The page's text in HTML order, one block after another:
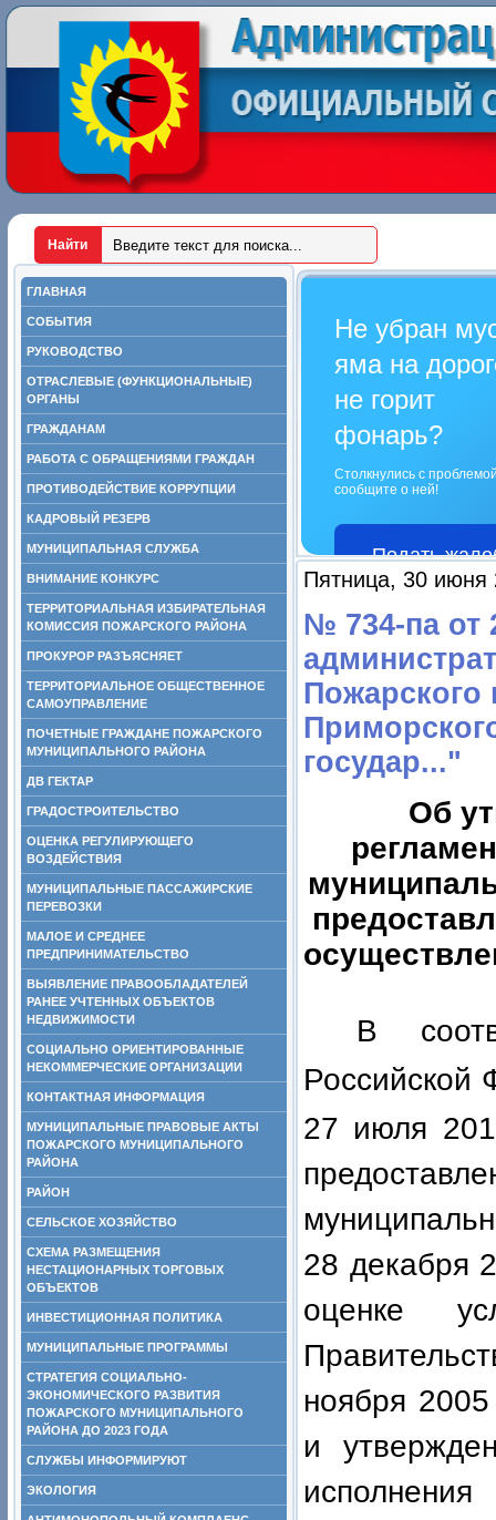
ГЛАВНАЯ
СОБЫТИЯ
РУКОВОДСТВО
ОТРАСЛЕВЫЕ (ФУНКЦИОНАЛЬНЫЕ)
ОРГАНЫ
ГРАЖДАНАМ
РАБОТА С ОБРАЩЕНИЯМИ ГРАЖДАН
ПРОТИВОДЕЙСТВИЕ КОРРУПЦИИ
КАДРОВЫЙ РЕЗЕРВ
МУНИЦИПАЛЬНАЯ СЛУЖБА
ВНИМАНИЕ КОНКУРС
ТЕРРИТОРИАЛЬНАЯ ИЗБИРАТЕЛЬНАЯ
КОМИССИЯ ПОЖАРСКОГО РАЙОНА
ПРОКУРОР РАЗЪЯСНЯЕТ
ТЕРРИТОРИАЛЬНОЕ ОБЩЕСТВЕННОЕ
САМОУПРАВЛЕНИЕ
ПОЧЕТНЫЕ ГРАЖДАНЕ ПОЖАРСКОГО
МУНИЦИПАЛЬНОГО РАЙОНА
ДВ ГЕКТАР
ГРАДОСТРОИТЕЛЬСТВО
ОЦЕНКА РЕГУЛИРУЮЩЕГО
ВОЗДЕЙСТВИЯ
МУНИЦИПАЛЬНЫЕ ПАССАЖИРСКИЕ
ПЕРЕВОЗКИ
МАЛОЕ И СРЕДНЕЕ
ПРЕДПРИНИМАТЕЛЬСТВО
ВЫЯВЛЕНИЕ ПРАВООБЛАДАТЕЛЕЙ
РАНЕЕ УЧТЕННЫХ ОБЪЕКТОВ
НЕДВИЖИМОСТИ
СОЦИАЛЬНО ОРИЕНТИРОВАННЫЕ
НЕКОММЕРЧЕСКИЕ ОРГАНИЗАЦИИ
КОНТАКТНАЯ ИНФОРМАЦИЯ
МУНИЦИПАЛЬНЫЕ ПРАВОВЫЕ АКТЫ
ПОЖАРСКОГО МУНИЦИПАЛЬНОГО
РАЙОНА
РАЙОН
СЕЛЬСКОЕ ХОЗЯЙСТВО
СХЕМА РАЗМЕЩЕНИЯ
НЕСТАЦИОНАРНЫХ ТОРГОВЫХ
ОБЪЕКТОВ
ИНВЕСТИЦИОННАЯ ПОЛИТИКА
МУНИЦИПАЛЬНЫЕ ПРОГРАММЫ
СТРАТЕГИЯ СОЦИАЛЬНО-
ЭКОНОМИЧЕСКОГО РАЗВИТИЯ
ПОЖАРСКОГО МУНИЦИПАЛЬНОГО
РАЙОНА ДО 2023 ГОДА
СЛУЖБЫ ИНФОРМИРУЮТ
ЭКОЛОГИЯ
Не убран
яма на
не горит
фонарь?
Столкнулись с
сообщите о ней!
Подать
Пятница, 30 июня
№ 734-па от
Пожарского
государ..."
Об
В
27 июля
28 декабря
оценке
ноября
и